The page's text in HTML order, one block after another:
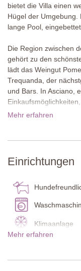
bietet die Villa einen
Hügel der
lange Pool,
Die Region zwischen
gehört zu den
lädt das Weingut
Trequanda, der
und Bars. In Asciano,
Montalcino, bekannt
Das zweistöckige
Esstischen sowie
Obergeschoss laden
Freien zu genießen.
Im Inneren überzeugt
Architektur.
Atmosphäre. Sanfte
Mehr erfahren
Einrichtungen
Klimaanlage
Mehr erfahren